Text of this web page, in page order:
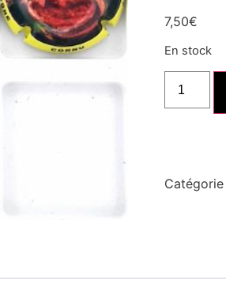
7,50€
En stock
Catégorie